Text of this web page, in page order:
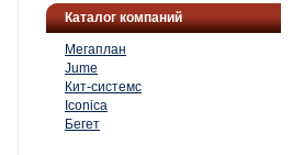
Каталог компаний
Мегаплан
Jume
Кит-системс
Iconica
Бегет